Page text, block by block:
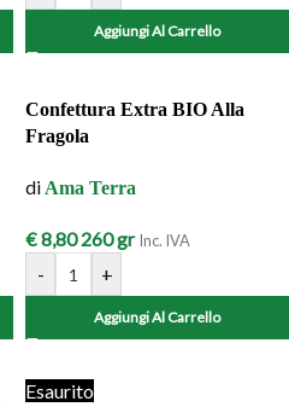
Aggiungi Al Carrello
Confettura Extra BIO Alla
Fragola
di Ama Terra
€8,80 260 gr Inc. IVA
- +
Aggiungi Al Carrello
Esaurito